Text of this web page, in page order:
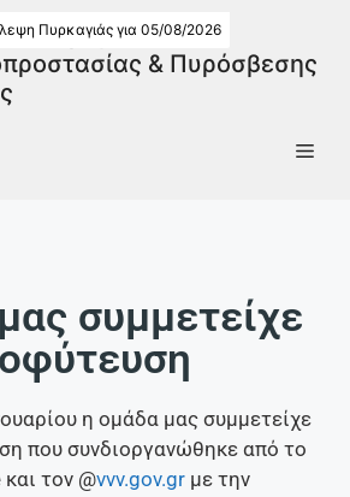
Ομάδα
& Πυρόσβεσης
Πυρκαγιάς για 05/08/2026
συμμετείχε
η ομάδα μας συμμετείχε
που συνδιοργανώθηκε από το
τον @vvv.gov.gr με την